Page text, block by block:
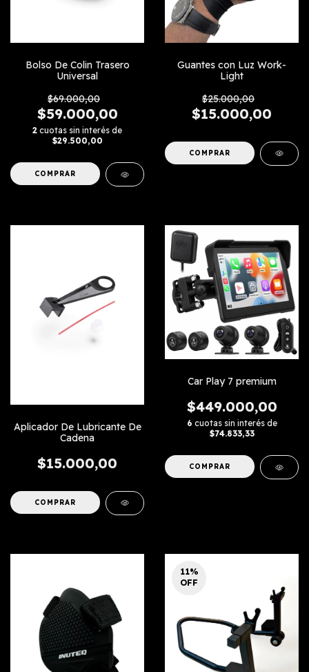
Bolso De Colin Trasero
Universal
$69.000,00
$59.000,00
2 cuotas sin interés de
$29.500,00
Guantes con Luz Work-
Light
$25.000,00
$15.000,00
Aplicador De Lubricante De
Cadena
$15.000,00
Car Play 7 premium
$449.000,00
6 cuotas sin interés de
$74.833,33
11%
OFF